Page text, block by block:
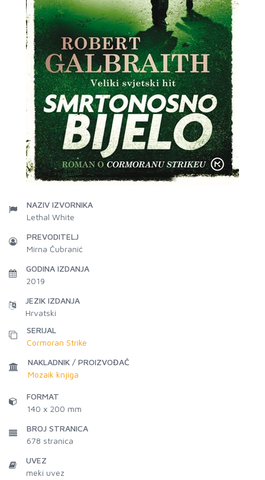
NAZIV IZVORNIKA
Lethal White
PREVODITELJ
Mirna Čubranić
GODINA IZDANJA
2019
JEZIK IZDANJA
Hrvatski
SERIJAL
Cormoran Strike
NAKLADNIK / PROIZVOĐAČ
Mozaik knjiga
FORMAT
140 x 200 mm
BROJ STRANICA
678 stranica
UVEZ
meki uvez